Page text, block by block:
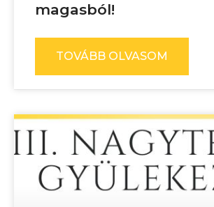
magasból!
TOVÁBB OLVASOM